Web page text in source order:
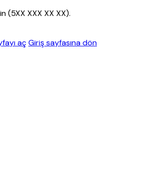
(5XX XXX XX XX).
açGiriş sayfasına dön